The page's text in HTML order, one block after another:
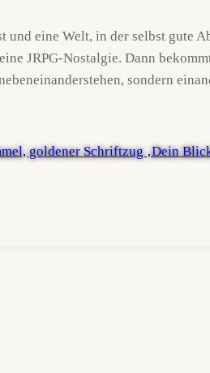
eine Welt, in der selbst gute
JRPG-Nostalgie. Dann
sondern